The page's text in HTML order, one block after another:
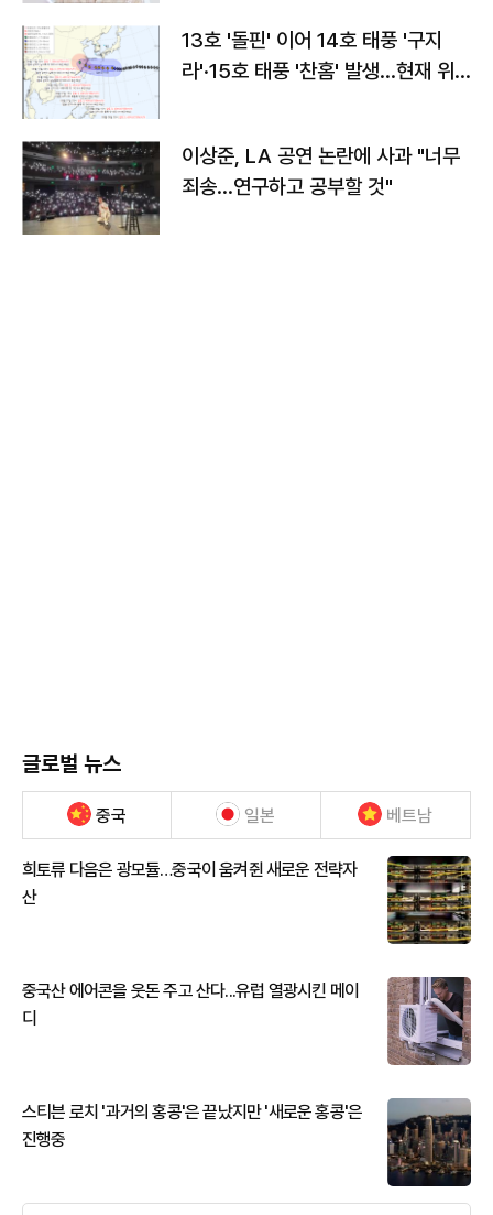
13호 '돌핀' 이어 14호 태풍 '구지
라'·15호 태풍 '찬홈' 발생…현재 위
이상준, LA 공연 논란에 사과 "너무
죄송…연구하고 공부할 것"
글로벌 뉴스
중국 일본 베트남
희토류 다음은 광모듈…중국이 움켜쥔 새로운 전략자
산
중국산 에어콘을 웃돈 주고 산다...유럽 열광시킨 메이
디
스티븐 로치 '과거의 홍콩'은 끝났지만 '새로운 홍콩'은
진행중